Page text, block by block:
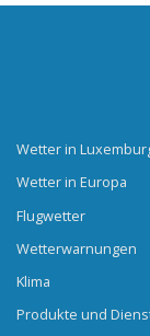
Wetter in
Wetter in Europa
Flugwetter
Wetterwarnungen
Klima
Produkte und